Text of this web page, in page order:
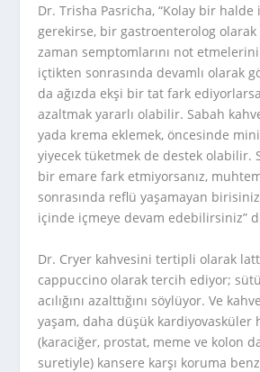
Dr. Trisha Pasricha, “Kolay bir
gerekirse, bir gastroenterolog olarak
zaman semptomlarını not
içtikten sonrasında devamlı olarak
da ağızda ekşi bir tat fark
azaltmak yararlı olabilir. Sabah
yada krema eklemek, öncesinde
yiyecek tüketmek de destek olabilir.
bir emare fark etmiyorsanız,
sonrasında reflü yaşamayan
içinde içmeye devam edebilirsiniz”
Dr. Cryer kahvesini tertipli olarak
cappuccino olarak tercih ediyor;
acılığını azalttığını söylüyor. Ve
yaşam, daha düşük kardiyovasküler
(karaciğer, prostat, meme ve kolon
suretiyle) kansere karşı koruma